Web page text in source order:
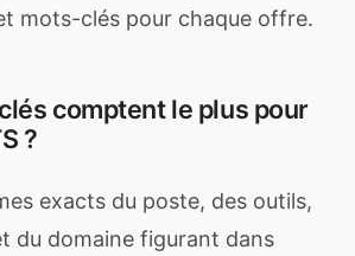
mots-clés pour chaque offre.
comptent le plus pour
?
exacts du poste, des outils,
du domaine figurant dans